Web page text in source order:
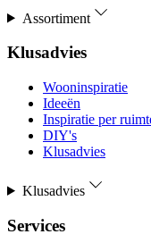
Assortiment
Klusadvies
Wooninspiratie
Ideeën
Inspiratie per
DIY's
Klusadvies
Klusadvies
Services